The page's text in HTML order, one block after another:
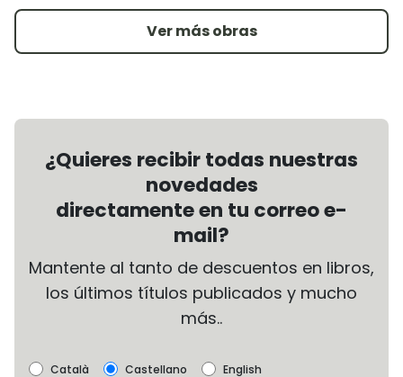
Ver más obras
¿Quieres recibir todas nuestras
novedades
directamente en tu correo e-
mail?
Mantente al tanto de descuentos en libros,
los últimos títulos publicados y mucho
más..
Català Castellano English